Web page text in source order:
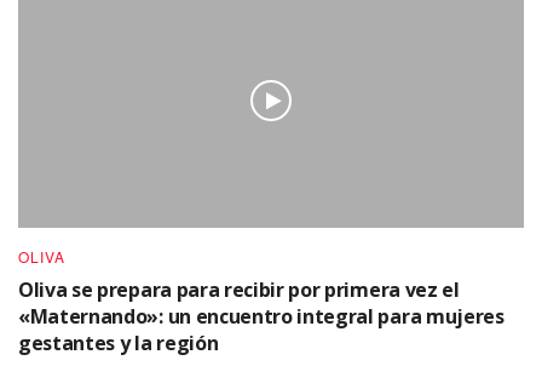
OLIVA
Oliva se prepara para recibir por primera vez el
«Maternando»: un encuentro integral para mujeres
gestantes y la región